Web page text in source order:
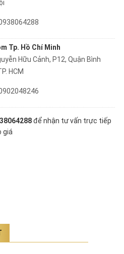
Tp. Hồ Chí Minh
Hữu Cảnh, P12, Quận Bình
HCM
để nhận tư vấn trực tiếp
giá